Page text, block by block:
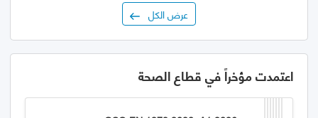
عرض الكل
اعتمدت مؤخراً في قطاع الصحة